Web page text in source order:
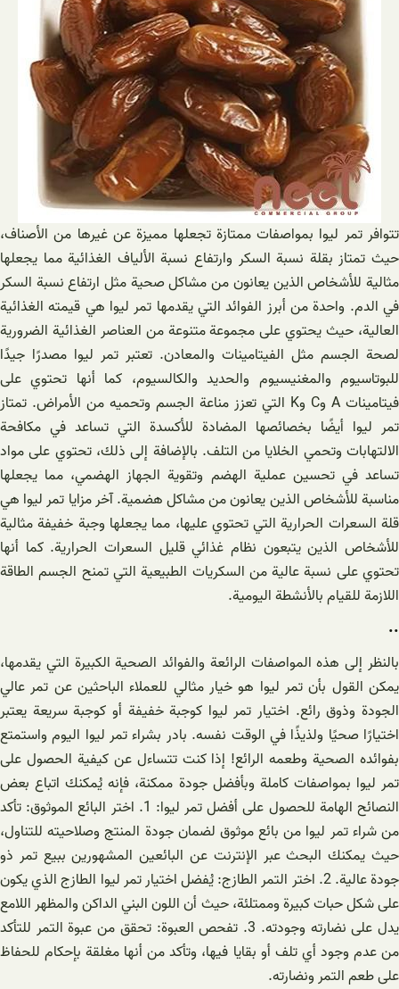
تتوافر تمر ليوا بمواصفات ممتازة تجعلها مميزة عن غيرها من الأصناف،
حيث تمتاز بقلة نسبة السكر وارتفاع نسبة الألياف الغذائية مما يجعلها
مثالية للأشخاص الذين يعانون من مشاكل صحية مثل ارتفاع نسبة السكر
في الدم. واحدة من أبرز الفوائد التي يقدمها تمر ليوا هي قيمته الغذائية
العالية، حيث يحتوي على مجموعة متنوعة من العناصر الغذائية الضرورية
لصحة الجسم مثل الفيتامينات والمعادن. تعتبر تمر ليوا مصدرًا جيدًا
للبوتاسيوم والمغنيسيوم والحديد والكالسيوم، كما أنها تحتوي على
فيتامينات A وC وK التي تعزز مناعة الجسم وتحميه من الأمراض. تمتاز
تمر ليوا أيضًا بخصائصها المضادة للأكسدة التي تساعد في مكافحة
الالتهابات وتحمي الخلايا من التلف. بالإضافة إلى ذلك، تحتوي على مواد
تساعد في تحسين عملية الهضم وتقوية الجهاز الهضمي، مما يجعلها
مناسبة للأشخاص الذين يعانون من مشاكل هضمية. آخر مزايا تمر ليوا هي
قلة السعرات الحرارية التي تحتوي عليها، مما يجعلها وجبة خفيفة مثالية
للأشخاص الذين يتبعون نظام غذائي قليل السعرات الحرارية. كما أنها
تحتوي على نسبة عالية من السكريات الطبيعية التي تمنح الجسم الطاقة
اللازمة للقيام بالأنشطة اليومية.
..
بالنظر إلى هذه المواصفات الرائعة والفوائد الصحية الكبيرة التي يقدمها،
يمكن القول بأن تمر ليوا هو خيار مثالي للعملاء الباحثين عن تمر عالي
الجودة وذوق رائع. اختيار تمر ليوا كوجبة خفيفة أو كوجبة سريعة يعتبر
اختيارًا صحيًا ولذيذًا في الوقت نفسه. بادر بشراء تمر ليوا اليوم واستمتع
بفوائده الصحية وطعمه الرائع! إذا كنت تتساءل عن كيفية الحصول على
تمر ليوا بمواصفات كاملة وبأفضل جودة ممكنة، فإنه يُمكنك اتباع بعض
النصائح الهامة للحصول على أفضل تمر ليوا: 1. اختر البائع الموثوق: تأكد
من شراء تمر ليوا من بائع موثوق لضمان جودة المنتج وصلاحيته للتناول،
حيث يمكنك البحث عبر الإنترنت عن البائعين المشهورين ببيع تمر ذو
جودة عالية. 2. اختر التمر الطازج: يُفضل اختيار تمر ليوا الطازج الذي يكون
على شكل حبات كبيرة وممتلئة، حيث أن اللون البني الداكن والمظهر اللامع
يدل على نضارته وجودته. 3. تفحص العبوة: تحقق من عبوة التمر للتأكد
من عدم وجود أي تلف أو بقايا فيها، وتأكد من أنها مغلقة بإحكام للحفاظ
على طعم التمر ونضارته.